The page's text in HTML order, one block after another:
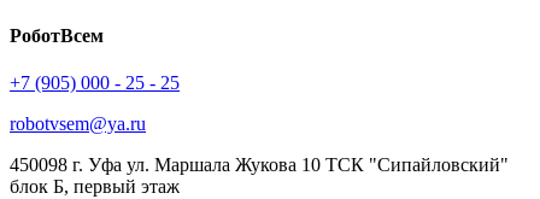
РоботВсем
+7 (905) 000 - 25 - 25
robotvsem@ya.ru
450098 г. Уфа ул. Маршала Жукова 10 ТСК "Сипайловский"
блок Б, первый этаж